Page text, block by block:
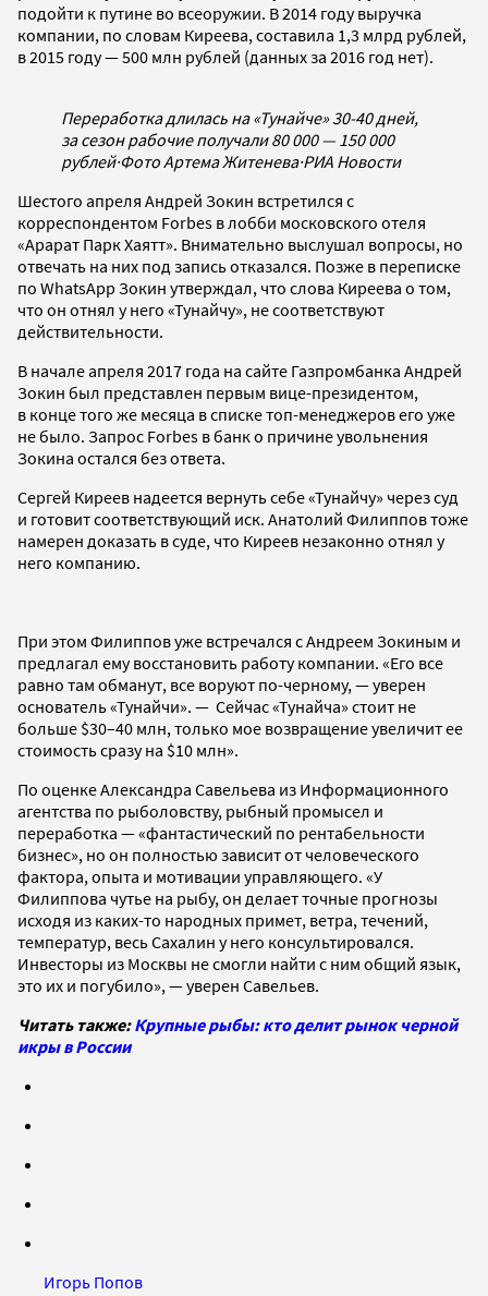
подойти к путине во всеоружии. В 2014 году выручка
компании, по словам Киреева, составила 1,3 млрд рублей,
в 2015 году — 500 млн рублей (данных за 2016 год нет).
Переработка длилась на «Тунайче» 30-40 дней,
за сезон рабочие получали 80 000 — 150 000
рублей·Фото Артема Житенева·РИА Новости
Шестого апреля Андрей Зокин встретился с
корреспондентом Forbes в лобби московского отеля
«Арарат Парк Хаятт». Внимательно выслушал вопросы, но
отвечать на них под запись отказался. Позже в переписке
по WhatsApp Зокин утверждал, что слова Киреева о том,
что он отнял у него «Тунайчу», не соответствуют
действительности.
В начале апреля 2017 года на сайте Газпромбанка Андрей
Зокин был представлен первым вице-президентом,
в конце того же месяца в списке топ-менеджеров его уже
не было. Запрос Forbes в банк о причине увольнения
Зокина остался без ответа.
Сергей Киреев надеется вернуть себе «Тунайчу» через суд
и готовит соответствующий иск. Анатолий Филиппов тоже
намерен доказать в суде, что Киреев незаконно отнял у
него компанию.
При этом Филиппов уже встречался с Андреем Зокиным и
предлагал ему восстановить работу компании. «Его все
равно там обманут, все воруют по-черному, — уверен
основатель «Тунайчи». — Сейчас «Тунайча» стоит не
больше $30–40 млн, только мое возвращение увеличит ее
стоимость сразу на $10 млн».
По оценке Александра Савельева из Информационного
агентства по рыболовству, рыбный промысел и
переработка — «фантастический по рентабельности
бизнес», но он полностью зависит от человеческого
фактора, опыта и мотивации управляющего. «У
Филиппова чутье на рыбу, он делает точные прогнозы
исходя из каких-то народных примет, ветра, течений,
температур, весь Сахалин у него консультировался.
Инвесторы из Москвы не смогли найти с ним общий язык,
это их и погубило», — уверен Савельев.
Читать также:Крупные рыбы: кто делит рынок черной
икры в России
Игорь Попов